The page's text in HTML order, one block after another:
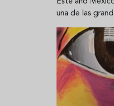
una de las
Aceitunas: el
del verano